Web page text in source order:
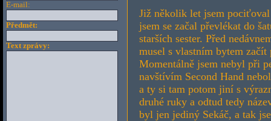
Již několik let jsem pociťoval
jsem se začal převlékat do
starších sester. Před
musel s vlastním bytem
Momentálně jsem nebyl při
navštívím Second Hand
a ty si tam potom jiní s
druhé ruky a odtud tedy
byl jen jediný Sekáč, a tak
E-mail:
Předmět:
Text zprávy: